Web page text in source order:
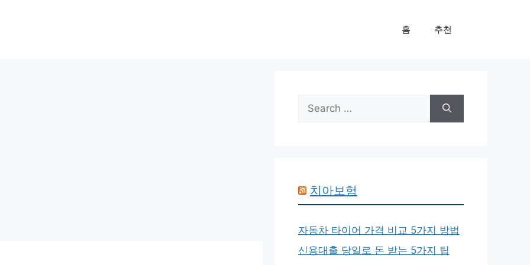
홈 추천
Search
for:
치아보험
자동차 타이어 가격 비교 5가지 방법
신용대출 당일로 돈 받는 5가지 팁